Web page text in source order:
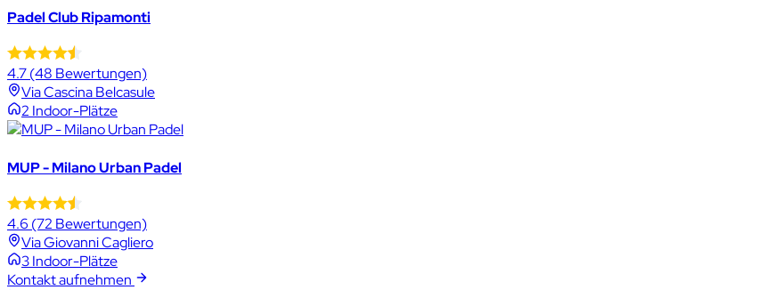
Padel Club Ripamonti
4.7(48 Bewertungen)
Via Cascina Belcasule
2 Indoor-Plätze
MUP - Milano Urban Padel
4.6 (72 Bewertungen)
Via Giovanni Cagliero
3 Indoor-Plätze
Kontakt aufnehmen